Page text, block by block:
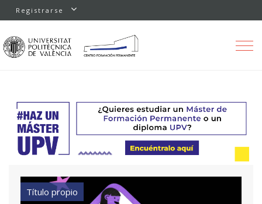
Registrarse
Toggle
Título propio